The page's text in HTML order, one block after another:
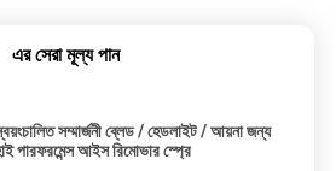
এর সেরা মূল্য পান
সম্মার্জনী ব্লেড / হেডলাইট / আয়না জন্য
পারফরমেন্স আইস রিমোভার স্প্রে